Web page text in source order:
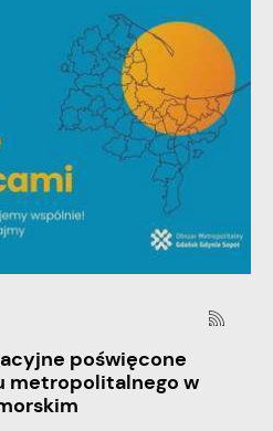
poświęcone
metropolitalnego w